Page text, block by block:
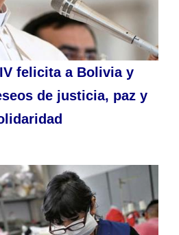
felicita a Bolivia y
de justicia, paz y